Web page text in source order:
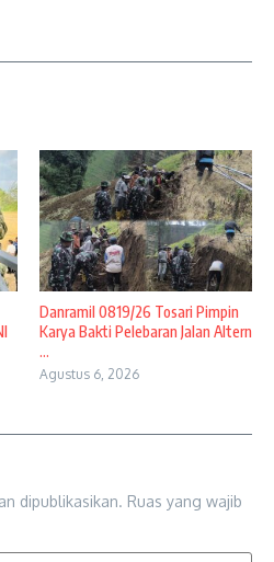
Danramil 0819/26 Tosari Pimpin
Karya Bakti Pelebaran Jalan Altern
...
Agustus 6, 2026
dipublikasikan. Ruas yang wajib